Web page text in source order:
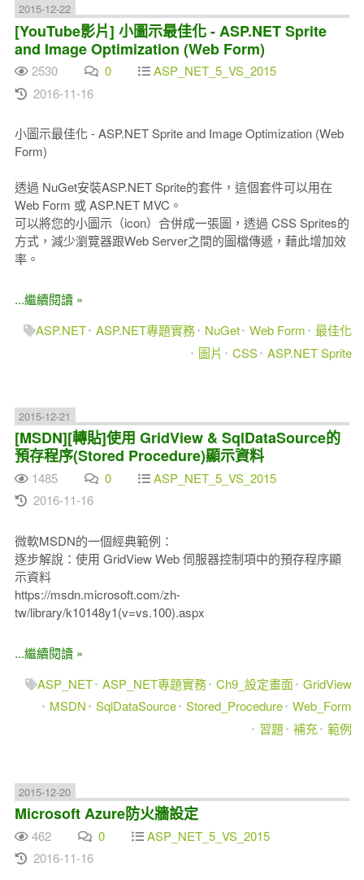
2015-12-22
[YouTube影片] 小圖示最佳化 - ASP.NET Sprite
and Image Optimization (Web Form)
2530 0
ASP_NET_5_VS_2015
2016-11-16
小圖示最佳化 - ASP.NET Sprite and Image Optimization (Web
Form)
透過 NuGet安裝ASP.NET Sprite的套件，這個套件可以用在
Web Form 或 ASP.NET MVC。
可以將您的小圖示（icon）合併成一張圖，透過 CSS Sprites的
方式，減少瀏覽器跟Web Server之間的圖檔傳遞，藉此增加效
率。
...繼續閱讀 »
ASP.NET ASP.NET專題實務 NuGet Web Form
最佳化
圖片
CSS ASP.NET Sprite
2015-12-21
[MSDN][轉貼]使用 GridView & SqlDataSource的
預存程序(Stored Procedure)顯示資料
1485 0
ASP_NET_5_VS_2015
2016-11-16
微軟MSDN的一個經典範例：
逐步解說：使用 GridView Web 伺服器控制項中的預存程序顯
示資料
https://msdn.microsoft.com/zh-
tw/library/k10148y1(v=vs.100).aspx
...繼續閱讀 »
ASP_NET ASP_NET專題實務 Ch9_設定畫面 GridView
MSDN
SqlDataSource Stored_Procedure Web_Form
習題 補充 範例
2015-12-20
Microsoft Azure防火牆設定
462 0
ASP_NET_5_VS_2015
2016-11-16